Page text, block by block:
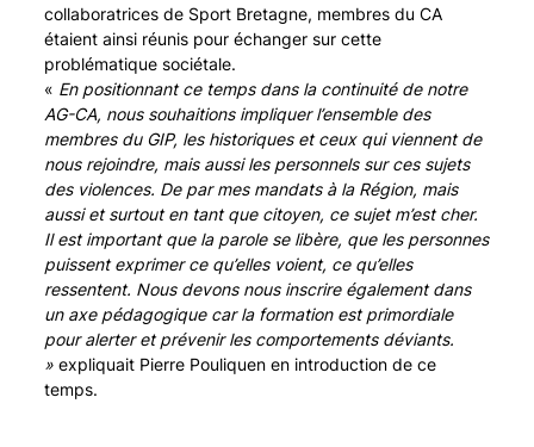
collaboratrices de Sport Bretagne, membres du CA
étaient ainsi réunis pour échanger sur cette
problématique sociétale.
« En positionnant ce temps dans la continuité de notre
AG-CA, nous souhaitions impliquer l’ensemble des
membres du GIP, les historiques et ceux qui viennent de
nous rejoindre, mais aussi les personnels sur ces sujets
des violences. De par mes mandats à la Région, mais
aussi et surtout en tant que citoyen, ce sujet m’est cher.
Il est important que la parole se libère, que les personnes
puissent exprimer ce qu’elles voient, ce qu’elles
ressentent. Nous devons nous inscrire également dans
un axe pédagogique car la formation est primordiale
pour alerter et prévenir les comportements déviants.
»expliquait Pierre Pouliquen en introduction de ce
temps.